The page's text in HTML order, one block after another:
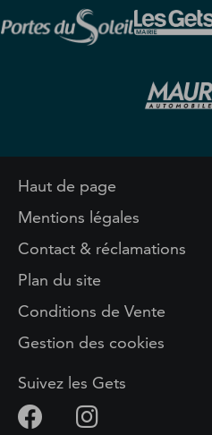
Haut de page
Mentions légales
Contact & réclamations
Plan du site
Conditions de Vente
Gestion des cookies
Suivez les Gets